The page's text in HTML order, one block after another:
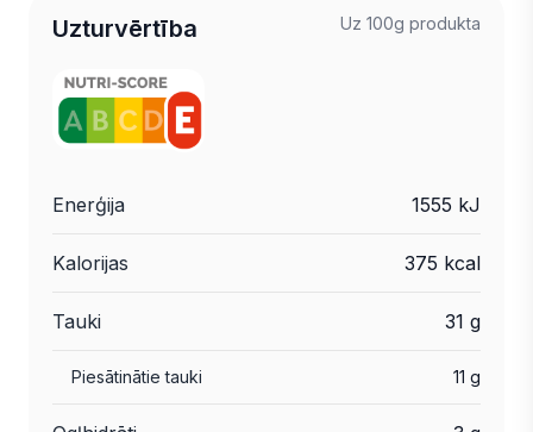
Uzturvērtība Uz 100g produkta
Enerģija 1555 kJ
Kalorijas 375 kcal
Tauki 31 g
Piesātinātie tauki 11 g